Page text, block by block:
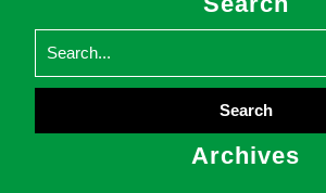
for:
Archives